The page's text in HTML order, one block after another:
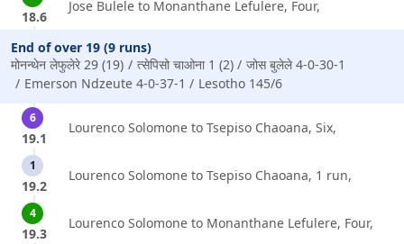
18.6
Jose Bulele to Monanthane Lefulere, Four,
End of over 19 (9 runs)
मोनन्थेन लेफुलेरे 29 (19)
त्सेपिसो चाओना 1 (2)
जोस बुलेले 4-0-30-1
Emerson Ndzeute 4-0-37-1
Lesotho 145/6
6
19.1
Lourenco Solomone to Tsepiso Chaoana, Six,
1
19.2
Lourenco Solomone to Tsepiso Chaoana, 1 run,
4
19.3
Lourenco Solomone to Monanthane Lefulere, Four,